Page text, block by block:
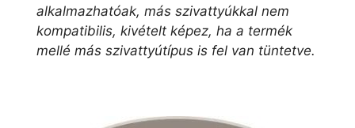
alkalmazhatóak, más szivattyúkkal nem
kompatibilis, kivételt képez, ha a termék
mellé más szivattyútípus is fel van tüntetve.